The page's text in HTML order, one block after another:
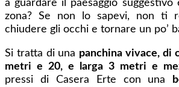
a guardare il paesaggio suggestivo
zona? Se non lo sapevi, non ti
chiudere gli occhi e tornare un po’
Si tratta di una panchina vivace, di
metri e 20, e larga 3 metri e
pressi di Casera Erte con una